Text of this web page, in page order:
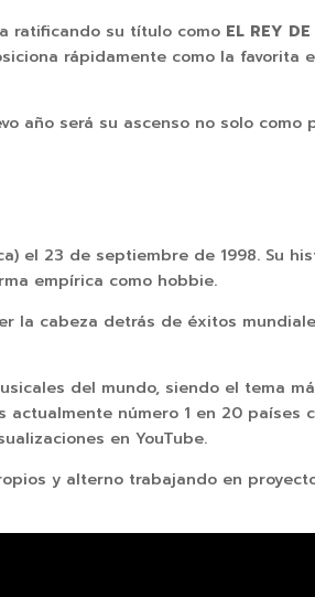
ratificando su título como EL REY
rápidamente como la favorita
año será su ascenso no solo como
el 23 de septiembre de 1998. Su
empírica como hobbie.
ser la cabeza detrás de éxitos
del mundo, siendo el tema
número 1 en 20 países
en YouTube.
y alterno trabajando en